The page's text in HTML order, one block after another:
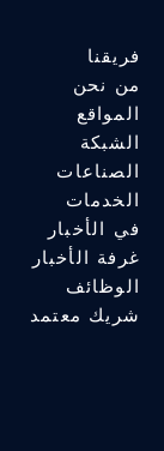
فريقنا
من نحن
المواقع
الشبكة
الصناعات
الخدمات
في الأخبار
غرفة الأخبار
الوظائف
شريك معتمد